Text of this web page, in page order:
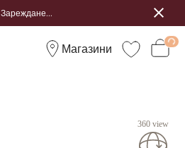
Зареждане...
Магазини
360 view